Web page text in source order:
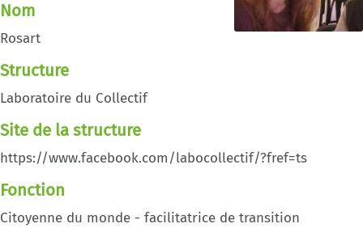
Nom
Rosart
Structure
Laboratoire du Collectif
Site de la structure
https://www.facebook.com/labocollectif/?fref=ts
Fonction
Citoyenne du monde - facilitatrice de transition